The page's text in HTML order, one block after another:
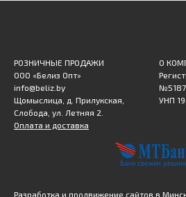
РОЗНИЧНЫЕ ПРОДАЖИ
ООО «Белиз Опт»
info@beliz.by
Щомыслица, д. Прилукская,
Слобода, ул. Летняя 2.
Оплата и доставка
О
УНП
Разработка и продвижение сайтов в